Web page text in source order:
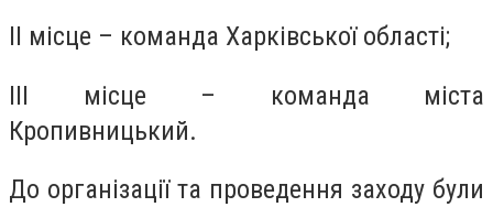
ІІ місце – команда Харківської області;
ІІІ місце – команда міста
Кропивницький.
До організації та проведення заходу були